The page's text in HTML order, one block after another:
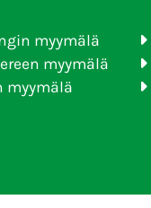
myymälä
myymälä
myymälä